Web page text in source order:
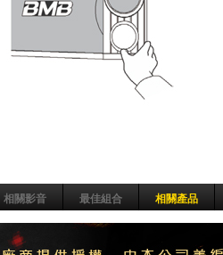
相關影音 最佳組合 相關產品